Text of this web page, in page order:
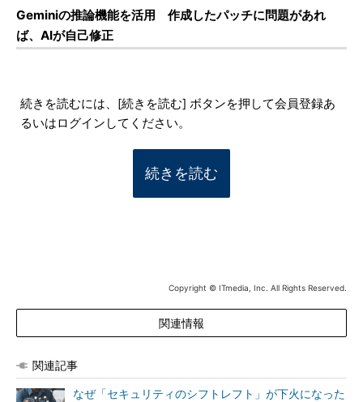
Geminiの推論機能を活用 作成したパッチに問題があれ
ば、AIが自己修正
続きを読むには、[続きを読む] ボタンを押して会員登録あ
るいはログインしてください。
続きを読む
Copyright © ITmedia, Inc. All Rights Reserved.
関連情報
関連記事
なぜ「セキュリティのシフトレフト」が下火になった